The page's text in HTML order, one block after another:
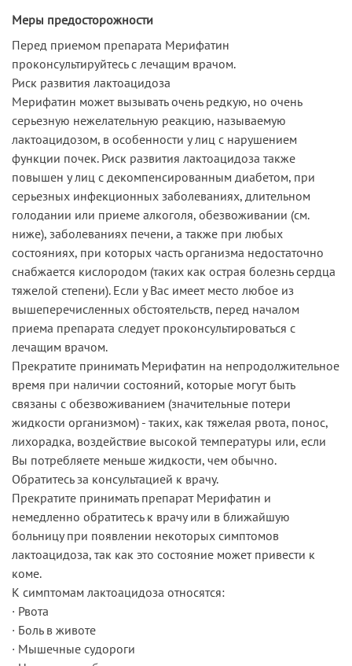
Меры предосторожности
Перед приемом препарата Мерифатин
проконсультируйтесь с лечащим врачом.
Риск развития лактоацидоза
Мерифатин может вызывать очень редкую, но очень
серьезную нежелательную реакцию, называемую
лактоацидозом, в особенности у лиц с нарушением
функции почек. Риск развития лактоацидоза также
повышен у лиц с декомпенсированным диабетом, при
серьезных инфекционных заболеваниях, длительном
голодании или приеме алкоголя, обезвоживании (см.
ниже), заболеваниях печени, а также при любых
состояниях, при которых часть организма недостаточно
снабжается кислородом (таких как острая болезнь сердца
тяжелой степени). Если у Вас имеет место любое из
вышеперечисленных обстоятельств, перед началом
приема препарата следует проконсультироваться с
лечащим врачом.
Прекратите принимать Мерифатин на непродолжительное
время при наличии состояний, которые могут быть
связаны с обезвоживанием (значительные потери
жидкости организмом) - таких, как тяжелая рвота, понос,
лихорадка, воздействие высокой температуры или, если
Вы потребляете меньше жидкости, чем обычно.
Обратитесь за консультацией к врачу.
Прекратите принимать препарат Мерифатин и
немедленно обратитесь к врачу или в ближайшую
больницу при появлении некоторых симптомов
лактоацидоза, так как это состояние может привести к
коме.
К симптомам лактоацидоза относятся:
· Рвота
· Боль в животе
· Мышечные судороги